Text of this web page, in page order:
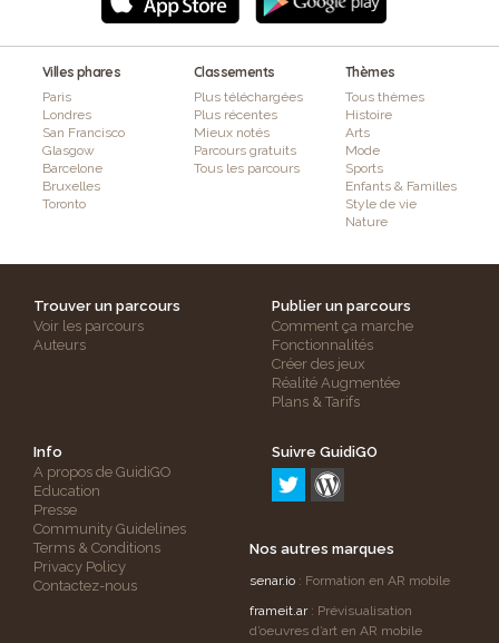
Villes phares
Paris
Londres
San Francisco
Glasgow
Barcelone
Bruxelles
Toronto
Classements
Plus téléchargées
Plus récentes
Mieux notés
Parcours gratuits
Tous les parcours
Thèmes
Tous thèmes
Histoire
Arts
Mode
Sports
Enfants & Familles
Style de vie
Nature
Trouver un parcours
Voir les parcours
Auteurs
Publier un parcours
Comment ça marche
Fonctionnalités
Créer des jeux
Réalité Augmentée
Plans & Tarifs
Info
A propos de GuidiGO
Education
Presse
Community Guidelines
Terms & Conditions
Privacy Policy
Contactez-nous
Suivre GuidiGO
Nos autres marques
senar.io : Formation en AR mobile
frameit.ar: Prévisualisation
d’oeuvres d’art en AR mobile